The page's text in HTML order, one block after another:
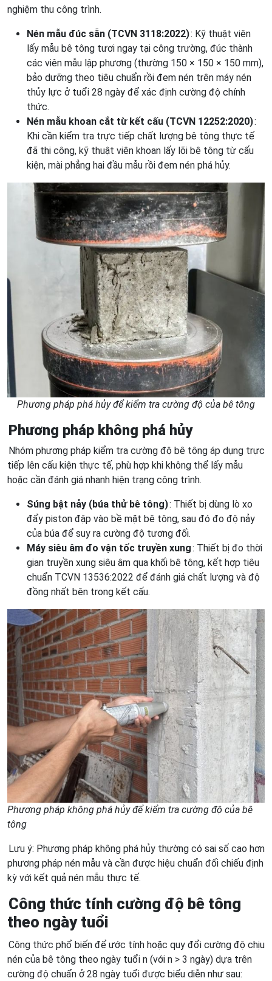
nghiệm thu công trình.
Nén mẫu đúc sẵn (TCVN 3118:2022): Kỹ thuật viên
lấy mẫu bê tông tươi ngay tại công trường, đúc thành
các viên mẫu lập phương (thường 150 × 150 × 150 mm),
bảo dưỡng theo tiêu chuẩn rồi đem nén trên máy nén
thủy lực ở tuổi 28 ngày để xác định cường độ chính
thức.
Nén mẫu khoan cắt từ kết cấu (TCVN 12252:2020):
Khi cần kiểm tra trực tiếp chất lượng bê tông thực tế
đã thi công, kỹ thuật viên khoan lấy lõi bê tông từ cấu
kiện, mài phẳng hai đầu mẫu rồi đem nén phá hủy.
Phương pháp phá hủy để kiểm tra cường độ của bê tông
Phương pháp không phá hủy
Nhóm phương pháp kiểm tra cường độ bê tông áp dụng trực
tiếp lên cấu kiện thực tế, phù hợp khi không thể lấy mẫu
hoặc cần đánh giá nhanh hiện trạng công trình.
Súng bật nảy (búa thử bê tông): Thiết bị dùng lò xo
đẩy piston đập vào bề mặt bê tông, sau đó đo độ nảy
của búa để suy ra cường độ tương đối.
Máy siêu âm đo vận tốc truyền xung: Thiết bị đo thời
gian truyền xung siêu âm qua khối bê tông, kết hợp tiêu
chuẩn TCVN 13536:2022 để đánh giá chất lượng và độ
đồng nhất bên trong kết cấu.
Phương pháp không phá hủy để kiểm tra cường độ của bê
tông
Lưu ý: Phương pháp không phá hủy thường có sai số cao hơn
phương pháp nén mẫu và cần được hiệu chuẩn đối chiếu định
kỳ với kết quả nén mẫu thực tế.
Công thức tính cường độ bê tông
theo ngày tuổi
Công thức phổ biến để ước tính hoặc quy đổi cường độ chịu
nén của bê tông theo ngày tuổi n (với n > 3 ngày) dựa trên
cường độ chuẩn ở 28 ngày tuổi được biểu diễn như sau: